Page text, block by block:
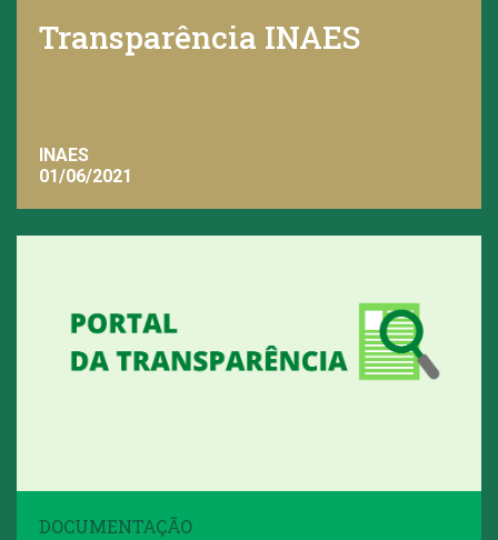
Transparência INAES
INAES
01/06/2021
DOCUMENTAÇÃO